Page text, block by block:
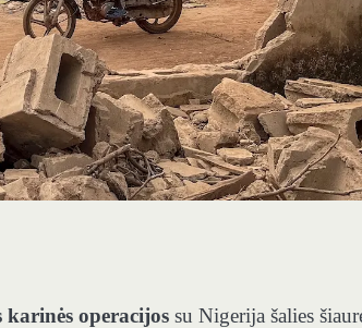
karinės operacijos su Nigerija šalies